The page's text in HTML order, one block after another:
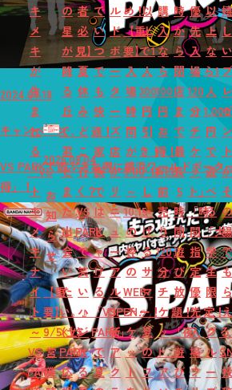
キ
メ
キ
が
生
ま
れ
る
『VS
ト
キ
メ
キ
ナ
イ
ト
～
VS
PARK
2026.08.04
お
知
ら
せ
【重
要】
9/5(土)
営
業
の
星
が
降
る
丘
で、
君
と
ま
た
出
会
い
た
い。』
×VS
PARK
応
者
必
見】
夏
休
み
ど
こ
行
く？
VS
PARK
で
笑
い
ハ
ジ
け
る
で
い
つ
で
も
快
適！
家
族
で
は
し
ゃ
げ
る
「VS
PARK」
で
夏
ル
ド
ポ
ー
タ
ー
ズ
店
が
リ
ニ
ュ
ー
ア
ル
OPEN♬
新
ア
ク
め！
【重
要】
入
場
時
間
が
9:00
～
10:15
の
枠
の
WEB
チ
ケ
ッ
ト
以
上
で1
人
300
円
引
き！
「は
し
ゃ
げ
る
サ
マ
ー！
夏
の
フ
購
入
な
ら
100
円
お
得！
WEB
前
売
り
120
分
チ
ケ
ッ
ト
ア
時
か
ら
閉
店
ま
で
最
長
5
時
間
遊
び
放
題！
「夜
遊
び
優
先
入
場
120
分
チ
ケ
ッ
ト」
「時
間
指
定
優
先
入
場
フ
以
上
な
ら1
人
1,000
円
で
遊
べ
る
「大
学
生
限
定！
グ
ル
ー
嬉
し
い
プ
レ
ゼ
ン
ト
が
そ
の
場
で
も
ら
え
投
2024.07.18
キャンペーン
VS PARKで遊ぶとお得に横浜ワールドポータ
得」！